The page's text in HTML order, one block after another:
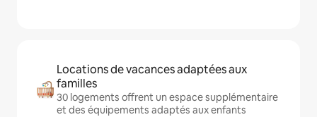
Locations de vacances adaptées aux
familles
30 logements offrent un espace supplémentaire
et des équipements adaptés aux enfants